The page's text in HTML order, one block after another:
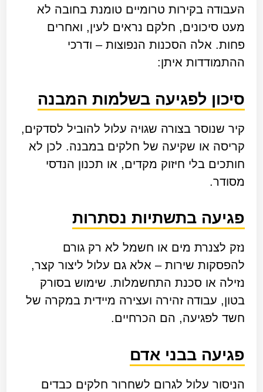
העבודה בקירות טרומיים טומנת בחובה לא
מעט סיכונים, חלקם נראים לעין, ואחרים
פחות. אלה הסכנות הנפוצות – ודרכי
ההתמודדות איתן:
סיכון לפגיעה בשלמות המבנה
קיר שנוסר בצורה שגויה עלול להוביל לסדקים,
קריסה או שקיעה של חלקים במבנה. לכן לא
חותכים בלי חיזוק מקדים, או תכנון הנדסי
מסודר.
פגיעה בתשתיות נסתרות
נזק לצנרת מים או חשמל לא רק גורם
להפסקות שירות – אלא גם עלול ליצור קצר,
נזילה או סכנת התחשמלות. שימוש בסורק
בטון, עבודה זהירה ועצירה מיידית במקרה של
חשד לפגיעה, הם הכרחיים.
פגיעה בבני אדם
הניסור עלול לגרום לשחרור חלקים כבדים